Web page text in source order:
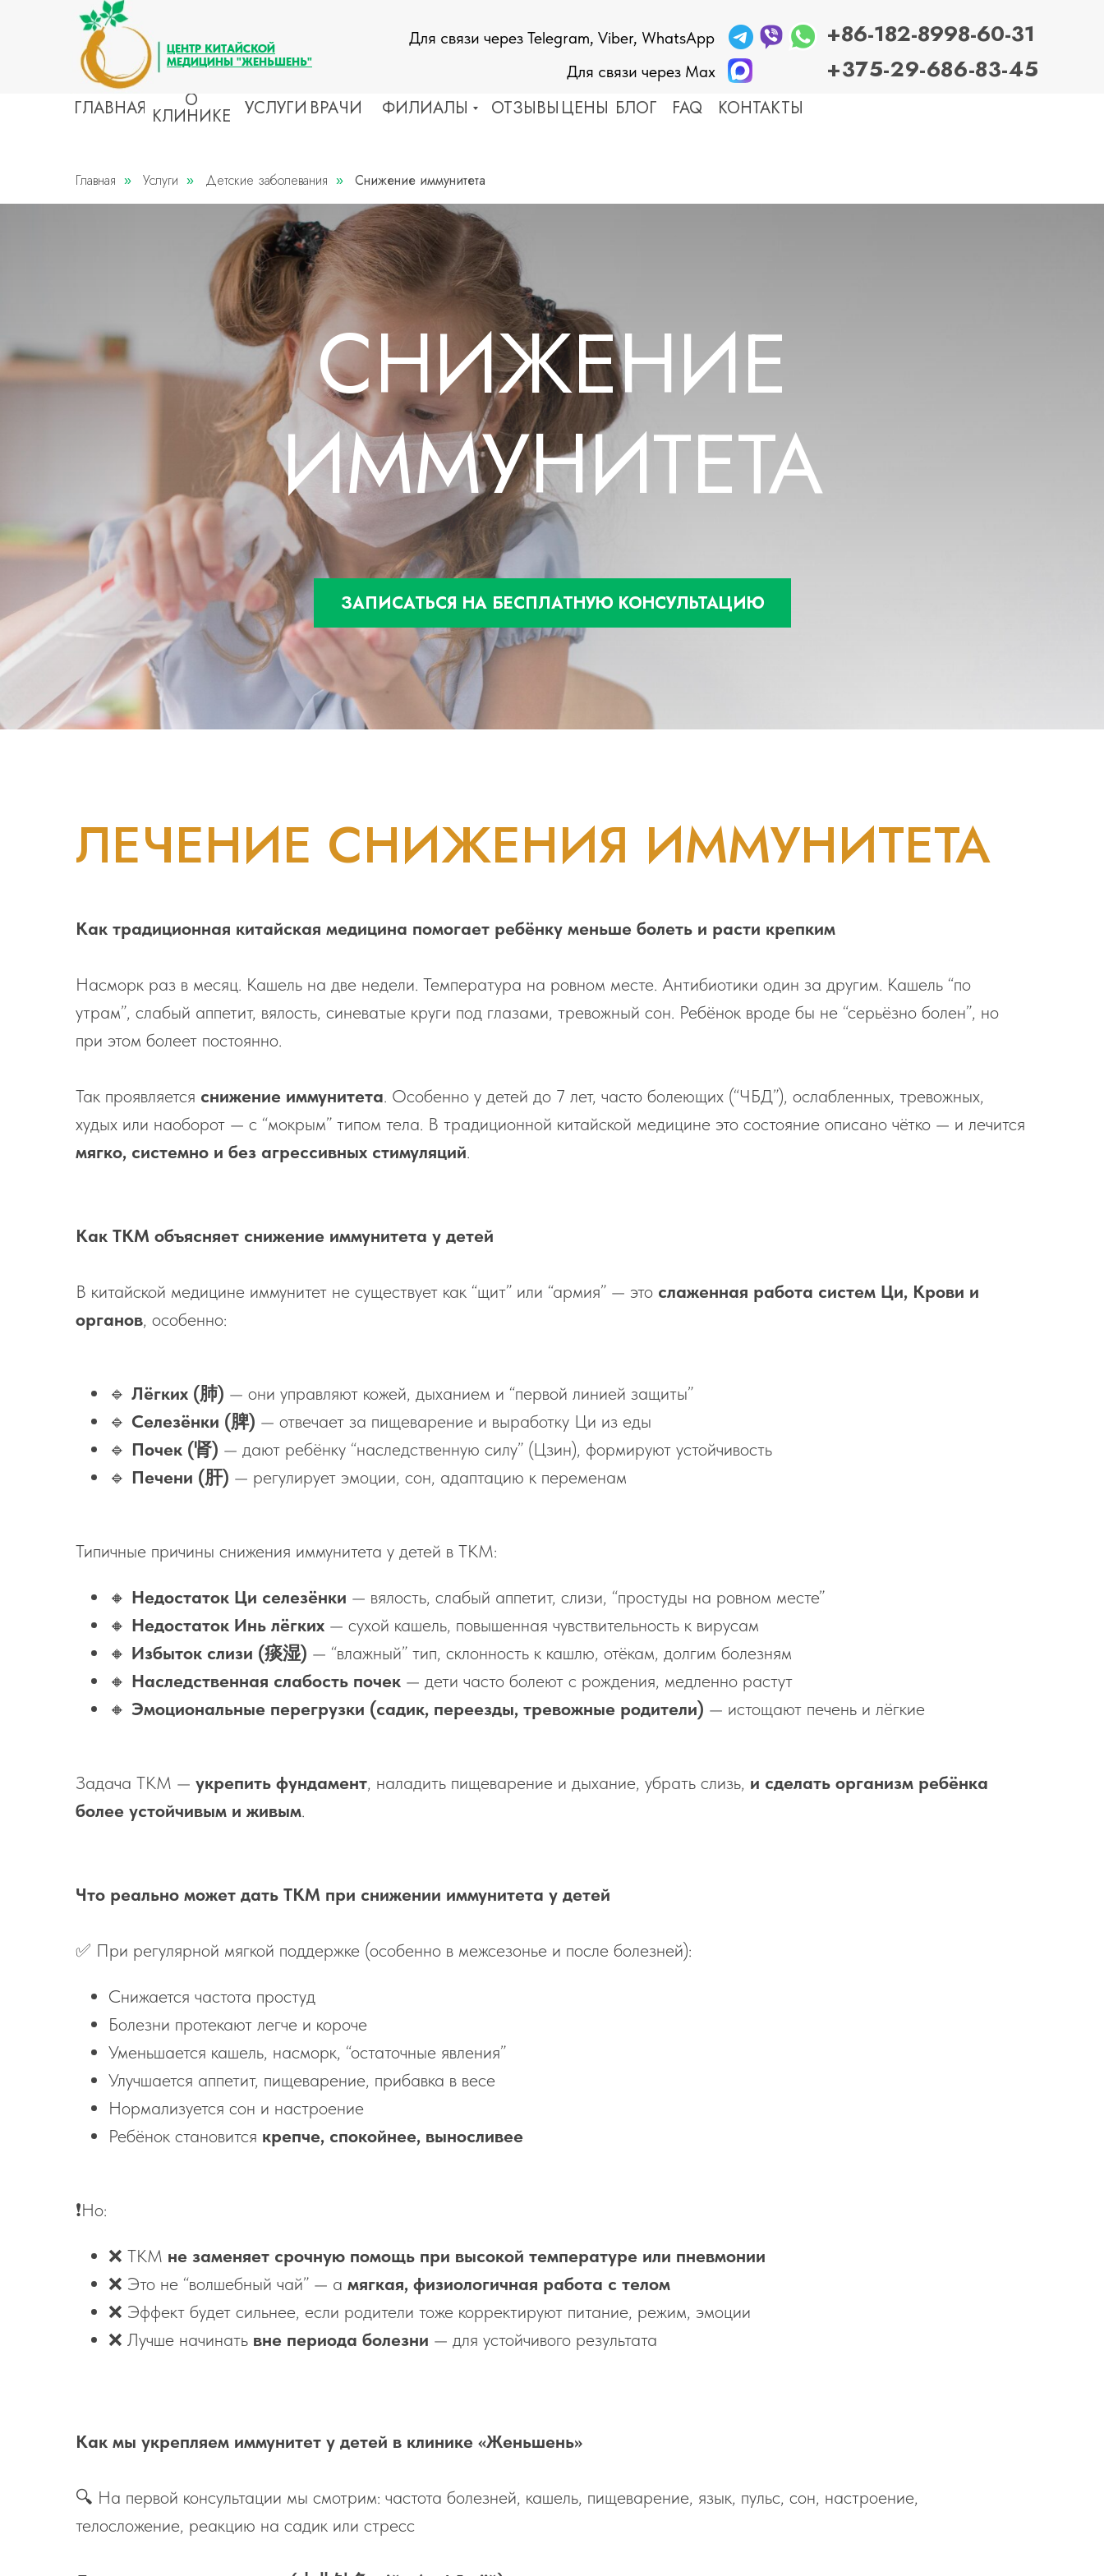
ЦЕНТР КИТАЙСКОЙ
МЕДИЦИНЫ "ЖЕНЬШЕНЬ"
ГЛАВНАЯ О
КЛИНИКЕ УСЛУГИ ВРАЧИ ФИЛИАЛЫ ОТЗЫВЫ ЦЕНЫ БЛОГ FAQ КОНТАКТЫ
+86-182-8998-60-31
+375-29-686-83-45
Для связи через Max
Для связи через Telegram, Viber, WhatsApp
Болезнь Паркинсона
Эзофагит (рефлюксная болезнь — ГЭРБ)
БОЛЕЗНИ СУСТАВОВ
Артроз
Травмы
Коксартроз
Грыжа и протрузия
Остеохондроз, спондилез
Остеопороз
Болезнь Бехтерева
Позвоночник
Протрузия
Лечение опорно двигательного аппарата
ДЕТСКИЕ ЗАБОЛЕВАНИЯ
Снижение иммунитета
АУТОИММУННЫЕ ЗАБОЛЕВАНИЯ
Ожирение
Рассеянный склероз
Инсульт
Вегетососудистая дистония
Атеросклероз
Гипертония
Варикоз
Мигрень
ЖЕНСКИЕ ПРОБЛЕМЫ
Миома
Эндометриоз
Цистит
Бесплодие
БОЛЕЗНИ ВНУТРЕННИХ ОРГАНОВ
Легкие
Иглонож
ВСЕ УСЛУГИ
Главная » Услуги » Детские заболевания » Снижение иммунитета
СНИЖЕНИЕ
ИММУНИТЕТА
ЗАПИСАТЬСЯ НА БЕСПЛАТНУЮ КОНСУЛЬТАЦИЮ
ЛЕЧЕНИЕ СНИЖЕНИЯ ИММУНИТЕТА
Как традиционная китайская медицина помогает ребёнку меньше болеть и расти крепким
Насморк раз в месяц. Кашель на две недели. Температура на ровном месте. Антибиотики один за другим. Кашель “по
утрам”, слабый аппетит, вялость, синеватые круги под глазами, тревожный сон. Ребёнок вроде бы не “серьёзно болен”, но
при этом болеет постоянно.
Так проявляется снижение иммунитета. Особенно у детей до 7 лет, часто болеющих (“ЧБД”), ослабленных, тревожных,
худых или наоборот — с “мокрым” типом тела. В традиционной китайской медицине это состояние описано чётко — и лечится
мягко, системно и без агрессивных стимуляций.
Как ТКМ объясняет снижение иммунитета у детей
В китайской медицине иммунитет не существует как “щит” или “армия” — это слаженная работа систем Ци, Крови и
органов, особенно:
🔹 Лёгких (肺) — они управляют кожей, дыханием и “первой линией защиты”
🔹 Селезёнки (脾) — отвечает за пищеварение и выработку Ци из еды
🔹 Почек (肾) — дают ребёнку “наследственную силу” (Цзин), формируют устойчивость
🔹 Печени (肝) — регулирует эмоции, сон, адаптацию к переменам
Типичные причины снижения иммунитета у детей в ТКМ:
🔸 Недостаток Ци селезёнки — вялость, слабый аппетит, слизи, “простуды на ровном месте”
🔸 Недостаток Инь лёгких — сухой кашель, повышенная чувствительность к вирусам
🔸 Избыток слизи (痰湿) — “влажный” тип, склонность к кашлю, отёкам, долгим болезням
🔸 Наследственная слабость почек — дети часто болеют с рождения, медленно растут
🔸 Эмоциональные перегрузки (садик, переезды, тревожные родители) — истощают печень и лёгкие
Задача ТКМ — укрепить фундамент, наладить пищеварение и дыхание, убрать слизь, и сделать организм ребёнка
более устойчивым и живым.
Что реально может дать ТКМ при снижении иммунитета у детей
✅ При регулярной мягкой поддержке (особенно в межсезонье и после болезней):
Снижается частота простуд
Болезни протекают легче и короче
Уменьшается кашель, насморк, “остаточные явления”
Улучшается аппетит, пищеварение, прибавка в весе
Нормализуется сон и настроение
Ребёнок становится крепче, спокойнее, выносливее
❗Но:
❌ ТКМ не заменяет срочную помощь при высокой температуре или пневмонии
❌ Это не “волшебный чай” — а мягкая, физиологичная работа с телом
❌ Эффект будет сильнее, если родители тоже корректируют питание, режим, эмоции
❌ Лучше начинать вне периода болезни — для устойчивого результата
Как мы укрепляем иммунитет у детей в клинике «Женьшень»
🔍 На первой консультации мы смотрим: частота болезней, кашель, пищеварение, язык, пульс, сон, настроение,
телосложение, реакцию на садик или стресс